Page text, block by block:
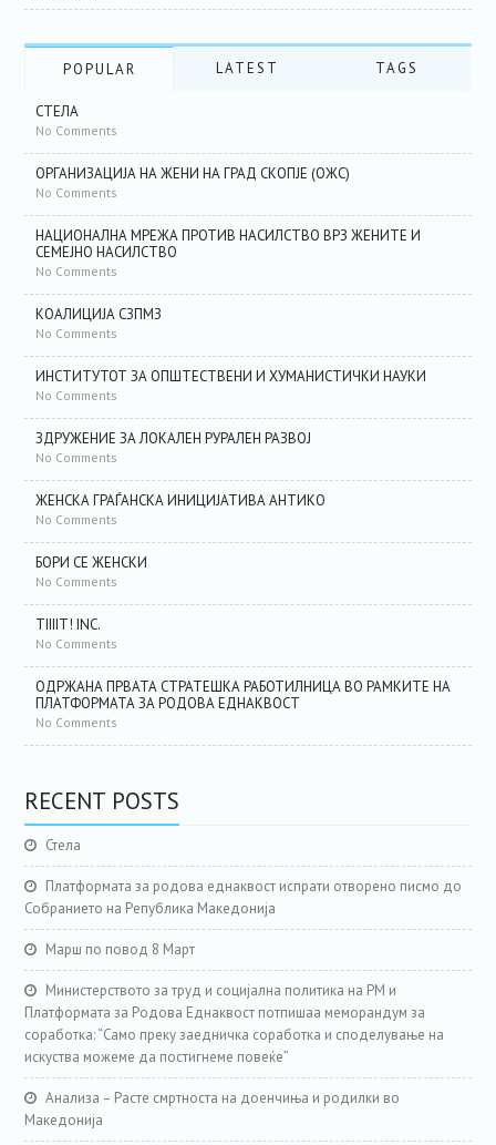
POPULAR LATEST TAGS
СТЕЛА
No Comments
ОРГАНИЗАЦИЈА НА ЖЕНИ НА ГРАД СКОПЈЕ (ОЖС)
No Comments
НАЦИОНАЛНА МРЕЖА ПРОТИВ НАСИЛСТВО ВРЗ ЖЕНИТЕ И
СЕМЕЈНО НАСИЛСТВО
No Comments
КОАЛИЦИЈА СЗПМЗ
No Comments
ИНСТИТУТОТ ЗА ОПШТЕСТВЕНИ И ХУМАНИСТИЧКИ НАУКИ
No Comments
ЗДРУЖЕНИЕ ЗА ЛОКАЛЕН РУРАЛЕН РАЗВОЈ
No Comments
ЖЕНСКА ГРАЃАНСКА ИНИЦИЈАТИВА АНТИКО
No Comments
БОРИ СЕ ЖЕНСКИ
No Comments
TIIIIT! INC.
No Comments
ОДРЖАНА ПРВАТА СТРАТЕШКА РАБОТИЛНИЦА ВО РАМКИТЕ НА
ПЛАТФОРМАТА ЗА РОДОВА ЕДНАКВОСТ
No Comments
RECENT POSTS
Стела
Платформата за родова еднаквост испрати отворено писмо до
Собранието на Република Македонија
Марш по повод 8 Март
Министерството за труд и социјална политика на РМ и
Платформата за Родова Еднаквост потпишаа меморандум за
соработка: “Само преку заедничка соработка и споделување на
искуства можеме да постигнеме повеќе”
Анализа – Расте смртноста на доенчиња и родилки во
Македонија